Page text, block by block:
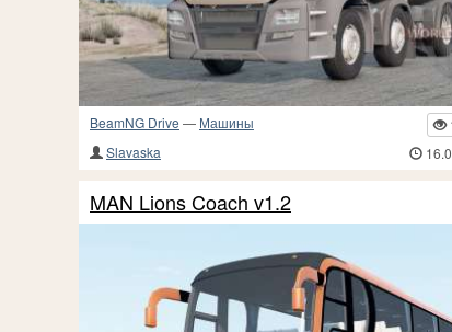
BeamNG Drive — Машины
Slavaska
MAN Lions Coach v1.2